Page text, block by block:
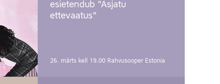
esietendub "Asjatu
ettevaatus"
26. märts kell 19.00 Rahvusooper Estonia